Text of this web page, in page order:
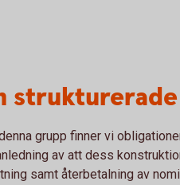
grupp finner vi
av att dess
samt återbetalning av